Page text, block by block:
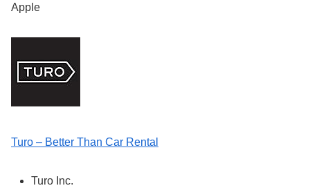
Apple
Turo – Better Than Car Rental
Turo Inc.